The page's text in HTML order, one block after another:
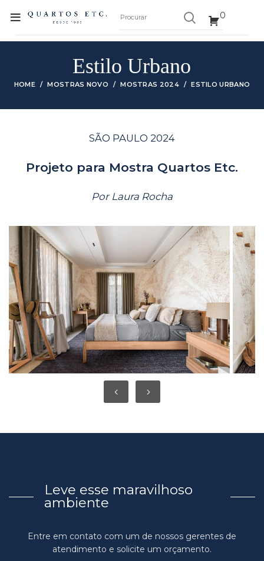
0
Estilo Urbano
HOME MOSTRAS NOVO MOSTRAS 2024 ESTILO URBANO
SÃO PAULO 2024
Projeto para Mostra Quartos Etc.
Por Laura Rocha
Leve esse maravilhoso
ambiente
Entre em contato com um de nossos gerentes de
atendimento e solicite um orçamento.